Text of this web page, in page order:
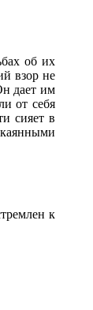
об их
взор не
дает им
от себя
сияет в
к